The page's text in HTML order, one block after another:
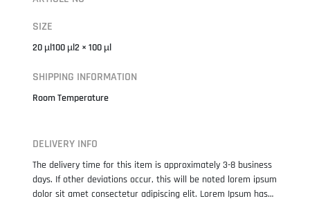
SIZE
20 µl100 µl2 × 100 µl
SHIPPING INFORMATION
Room Temperature
DELIVERY INFO
The delivery time for this item is approximately 3-8 business
days. If other deviations occur, this will be noted lorem ipsum
dolor sit amet consectetur adipiscing elit. Lorem Ipsum has